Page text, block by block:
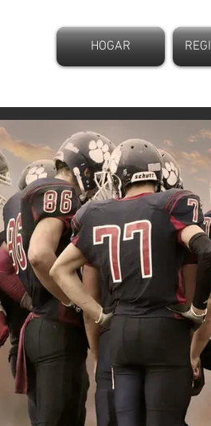
HOGAR